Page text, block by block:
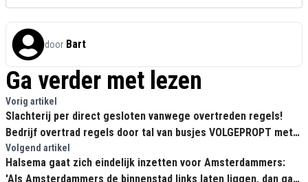
door Bart
Ga verder met lezen
Vorig artikel
Slachterij per direct gesloten vanwege overtreden regels!
Bedrijf overtrad regels door tal van busjes VOLGEPROPT met
arbeidsmigranten
Volgend artikel
Halsema gaat zich eindelijk inzetten voor Amsterdammers:
'Als Amsterdammers de binnenstad links laten liggen, dan gaat